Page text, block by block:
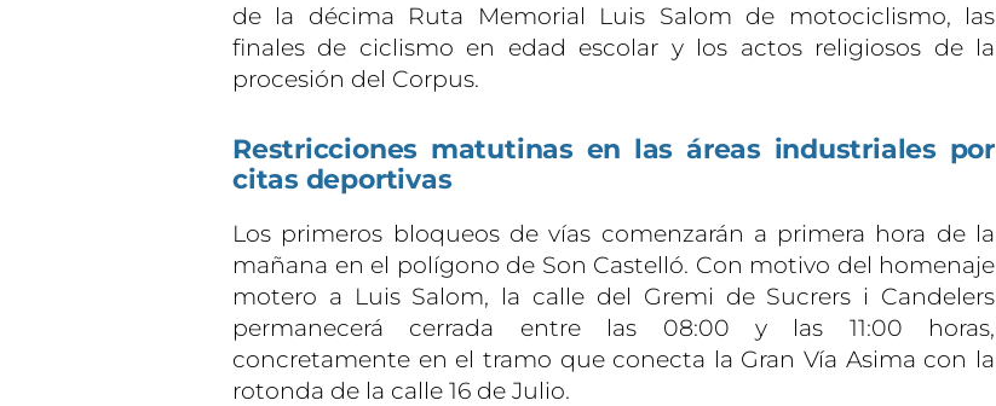
de la décima Ruta Memorial Luis Salom de motociclismo, las
finales de ciclismo en edad escolar y los actos religiosos de la
procesión del Corpus.
Restricciones matutinas en las áreas industriales por
citas deportivas
Los primeros bloqueos de vías comenzarán a primera hora de la
mañana en el polígono de Son Castelló. Con motivo del homenaje
motero a Luis Salom, la calle del Gremi de Sucrers i Candelers
permanecerá cerrada entre las 08:00 y las 11:00 horas,
concretamente en el tramo que conecta la Gran Vía Asima con la
rotonda de la calle 16 de Julio.